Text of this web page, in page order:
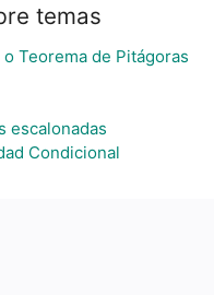
temas
Teorema de Pitágoras
escalonadas
Condicional